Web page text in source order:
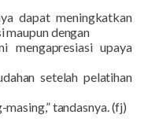
dapat meningkatkan
maupun dengan
mengapresiasiupaya
setelah pelatihan
tandasnya. (fj)